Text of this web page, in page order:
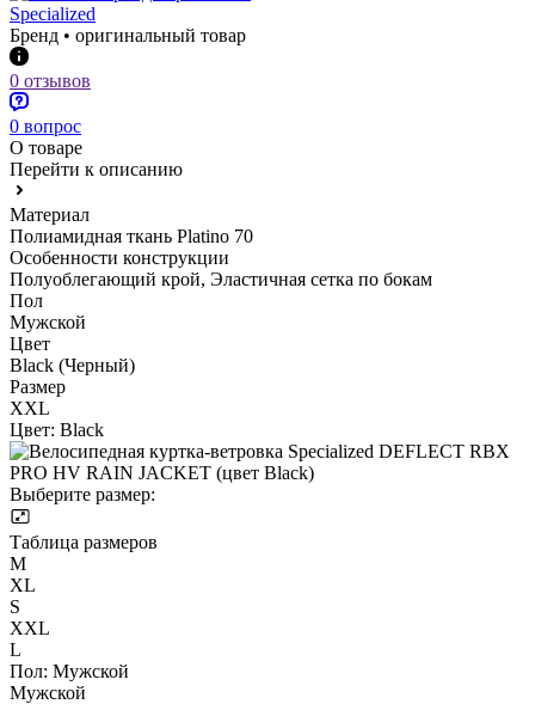
Specialized
Бренд • оригинальный товар
0 отзывов
0 вопрос
О товаре
Перейти к описанию
Материал
Полиамидная ткань Platino 70
Особенности конструкции
Полуоблегающий крой, Эластичная сетка по бокам
Пол
Мужской
Цвет
Black (Черный)
Размер
XXL
Цвет: Black
Выберите размер:
Таблица размеров
M
XL
S
XXL
L
Пол: Мужской
Мужской